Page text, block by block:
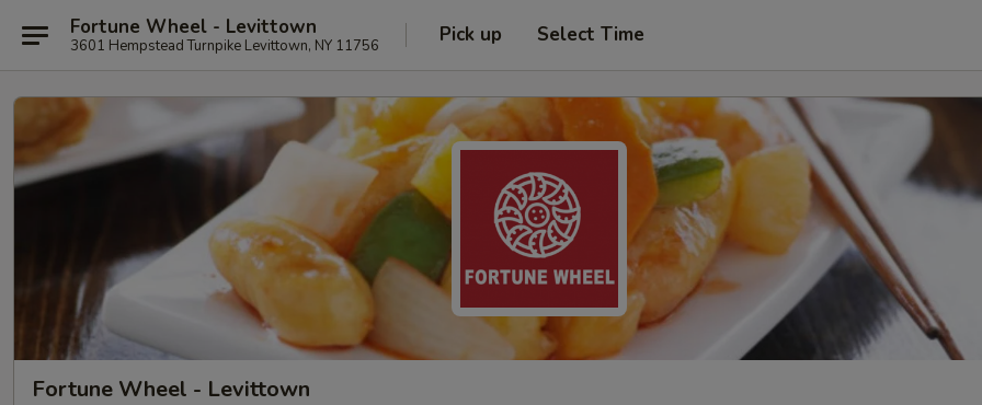
Fortune Wheel - Levittown
3601 Hempstead Turnpike Levittown, NY 11756 Pick up Select Time
Fortune Wheel - Levittown